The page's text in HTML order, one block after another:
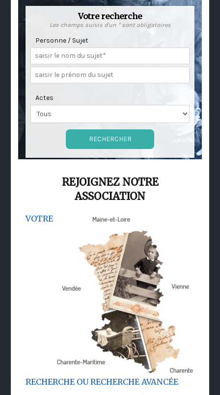
Votre recherche
Les champs suivis d'un * sont obligatoires
Personne / Sujet
Actes
REJOIGNEZ NOTRE
ASSOCIATION
VOTRE
RECHERCHE OU RECHERCHE AVANCÉE